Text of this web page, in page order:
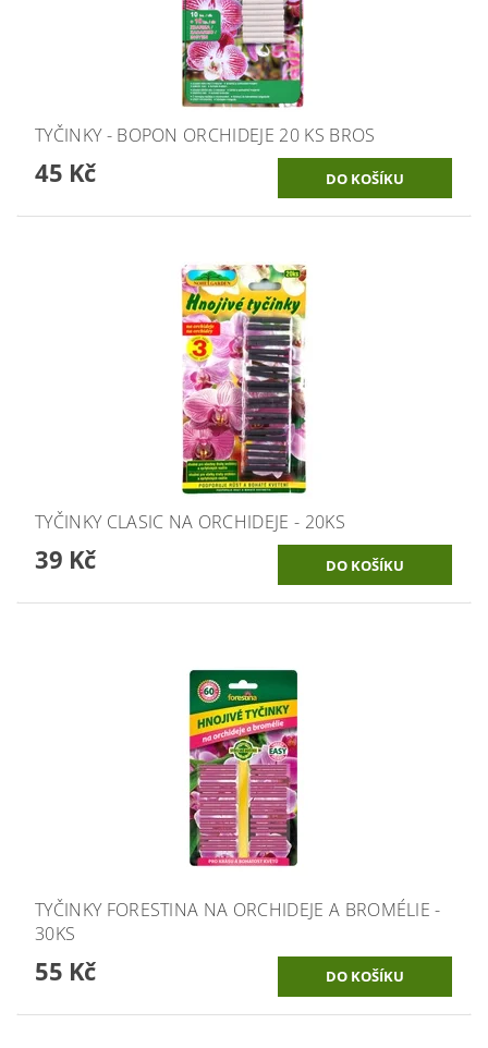
TYČINKY - BOPON ORCHIDEJE 20 KS BROS
45 Kč
TYČINKY CLASIC NA ORCHIDEJE - 20KS
39 Kč
TYČINKY FORESTINA NA ORCHIDEJE A BROMÉLIE -
30KS
55 Kč